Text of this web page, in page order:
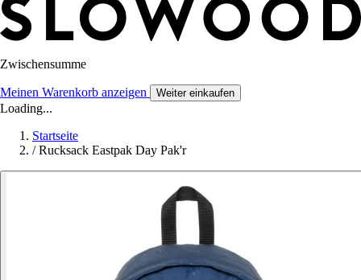
Zwischensumme
Meinen Warenkorb anzeigen Weiter einkaufen
Loading...
Startseite
/ Rucksack Eastpak Day Pak'r